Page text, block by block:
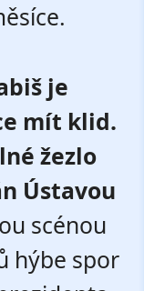
je
mít klid.
žezlo
Ústavou
scénou
hýbe spor